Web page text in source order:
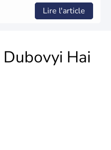
Lire l'article
Dubovyi Hai